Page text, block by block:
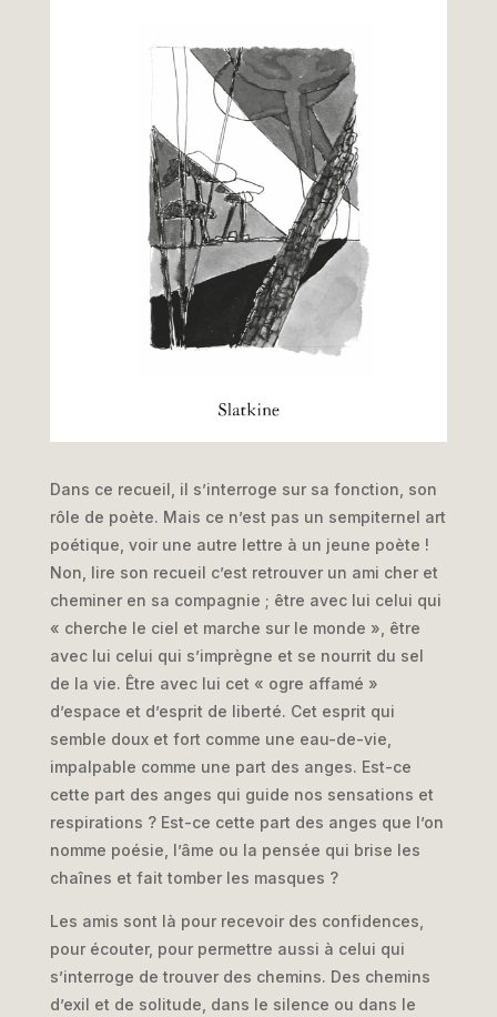
Dans ce recueil, il s’interroge sur sa fonction, son
rôle de poète. Mais ce n’est pas un sempiternel art
poétique, voir une autre lettre à un jeune poète !
Non, lire son recueil c’est retrouver un ami cher et
cheminer en sa compagnie ; être avec lui celui qui
« cherche le ciel et marche sur le monde », être
avec lui celui qui s’imprègne et se nourrit du sel
de la vie. Être avec lui cet « ogre affamé »
d’espace et d’esprit de liberté. Cet esprit qui
semble doux et fort comme une eau-de-vie,
impalpable comme une part des anges. Est-ce
cette part des anges qui guide nos sensations et
respirations ? Est-ce cette part des anges que l’on
nomme poésie, l’âme ou la pensée qui brise les
chaînes et fait tomber les masques ?
Les amis sont là pour recevoir des confidences,
pour écouter, pour permettre aussi à celui qui
s’interroge de trouver des chemins. Des chemins
d’exil et de solitude, dans le silence ou dans le